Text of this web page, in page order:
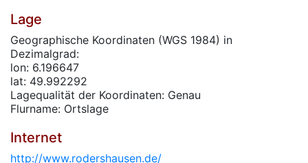
Lage
Geographische Koordinaten (WGS 1984) in
Dezimalgrad:
lon: 6.196647
lat: 49.992292
Lagequalität der Koordinaten: Genau
Flurname: Ortslage
Internet
http://www.rodershausen.de/